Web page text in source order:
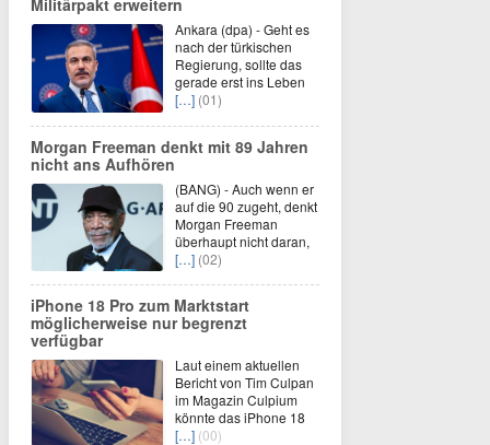
Militärpakt erweitern
Ankara (dpa) - Geht es
nach der türkischen
Regierung, sollte das
gerade erst ins Leben
[…] (01)
Morgan Freeman denkt mit 89 Jahren
nicht ans Aufhören
(BANG) - Auch wenn er
auf die 90 zugeht, denkt
Morgan Freeman
überhaupt nicht daran,
[…] (02)
iPhone 18 Pro zum Marktstart
möglicherweise nur begrenzt
verfügbar
Laut einem aktuellen
Bericht von Tim Culpan
im Magazin Culpium
könnte das iPhone 18
[…] (00)